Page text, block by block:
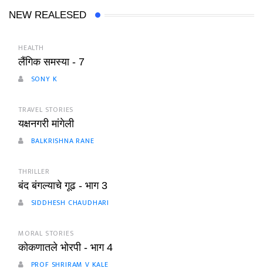
NEW REALESED
HEALTH
लैंगिक समस्या - 7
SONY K
TRAVEL STORIES
यक्षनगरी मांगेली
BALKRISHNA RANE
THRILLER
बंद बंगल्याचे गूढ - भाग 3
SIDDHESH CHAUDHARI
MORAL STORIES
कोकणातले भोरपी - भाग 4
PROF SHRIRAM V KALE